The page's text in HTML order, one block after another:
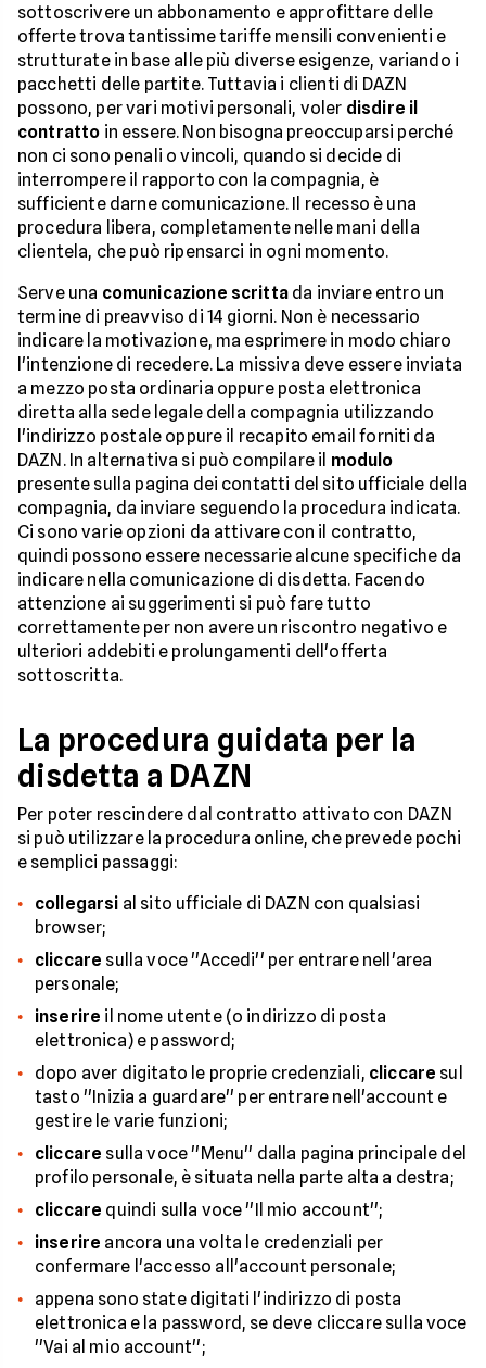
sottoscrivere un abbonamento e approfittare delle
offerte trova tantissime tariffe mensili convenienti e
strutturate in base alle più diverse esigenze, variando i
pacchetti delle partite. Tuttavia i clienti di DAZN
possono, per vari motivi personali, voler disdire il
contratto in essere. Non bisogna preoccuparsi perché
non ci sono penali o vincoli, quando si decide di
interrompere il rapporto con la compagnia, è
sufficiente darne comunicazione. Il recesso è una
procedura libera, completamente nelle mani della
clientela, che può ripensarci in ogni momento.
Serve una comunicazione scrittada inviare entro un
termine di preavviso di 14 giorni. Non è necessario
indicare la motivazione, ma esprimere in modo chiaro
l'intenzione di recedere. La missiva deve essere inviata
a mezzo posta ordinaria oppure posta elettronica
diretta alla sede legale della compagnia utilizzando
l'indirizzo postale oppure il recapito email forniti da
DAZN. In alternativa si può compilare il modulo
presente sulla pagina dei contatti del sito ufficiale della
compagnia, da inviare seguendo la procedura indicata.
Ci sono varie opzioni da attivare con il contratto,
quindi possono essere necessarie alcune specifiche da
indicare nella comunicazione di disdetta. Facendo
attenzione ai suggerimenti si può fare tutto
correttamente per non avere un riscontro negativo e
ulteriori addebiti e prolungamenti dell'offerta
sottoscritta.
La procedura guidata per la
disdetta a DAZN
Per poter rescindere dal contratto attivato con DAZN
si può utilizzare la procedura online, che prevede pochi
e semplici passaggi:
collegarsi al sito ufficiale di DAZN con qualsiasi
browser;
cliccare sulla voce ''Accedi'' per entrare nell'area
personale;
inserire il nome utente (o indirizzo di posta
elettronica) e password;
dopo aver digitato le proprie credenziali, cliccare sul
tasto ''Inizia a guardare'' per entrare nell'account e
gestire le varie funzioni;
cliccare sulla voce ''Menu'' dalla pagina principale del
profilo personale, è situata nella parte alta a destra;
cliccare quindi sulla voce ''Il mio account'';
inserire ancora una volta le credenziali per
confermare l'accesso all'account personale;
appena sono state digitati l'indirizzo di posta
elettronica e la password, se deve cliccare sulla voce
''Vai al mio account'';